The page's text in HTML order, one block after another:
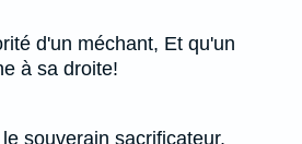
d'un méchant, Et qu'un
à sa droite!
souverain sacrificateur,